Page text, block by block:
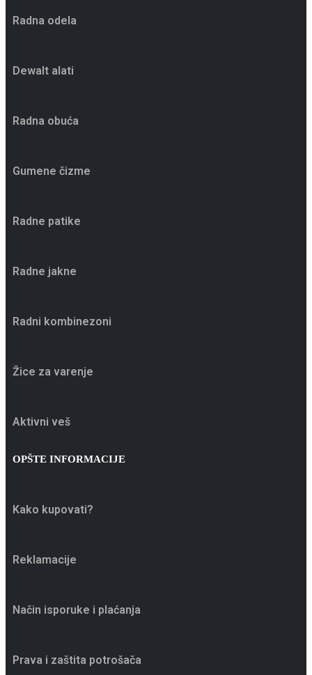
Radna odela
Dewalt alati
Radna obuća
Gumene čizme
Radne patike
Radne jakne
Radni kombinezoni
Žice za varenje
Aktivni veš
OPŠTE INFORMACIJE
Kako kupovati?
Reklamacije
Način isporuke i plaćanja
Prava i zaštita potrošača